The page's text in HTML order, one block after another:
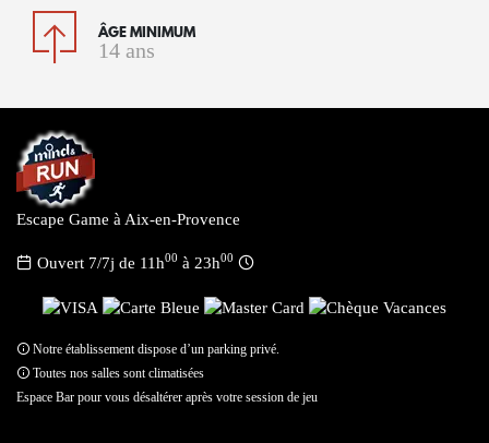
ÂGE MINIMUM
14 ans
Escape Game à Aix-en-Provence
Ouvert 7/7j de 11h00 à 23h00
Notre établissement dispose d’un parking privé.
Toutes nos salles sont climatisées
Espace Bar pour vous désaltérer après votre session de jeu